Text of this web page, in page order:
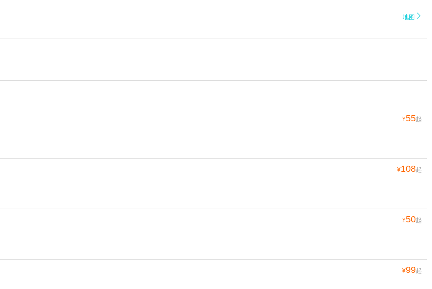
地图 
¥55起
¥108起
¥50起
¥99起